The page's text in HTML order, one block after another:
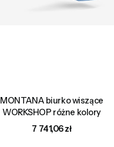
MONTANA biurko wiszące
WORKSHOP różne kolory
Cena
7 741,06 zł